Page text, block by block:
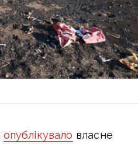
опублікувало власне